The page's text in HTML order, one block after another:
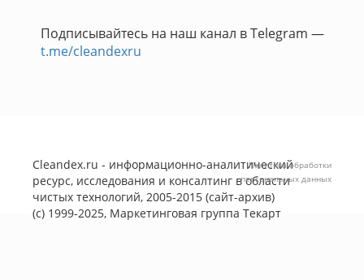
Подписывайтесь на наш канал в Telegram —
t.me/cleandexru
Cleandex.ru - информационно-аналитический
ресурс, исследования и консалтинг в области
чистых технологий, 2005-2015 (сайт-архив)
(с) 1999-2025, Маркетинговая группа Текарт
Политика обработки
персональных данных